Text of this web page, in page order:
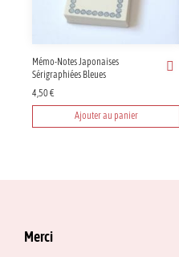
Mémo-Notes Japonaises
Sérigraphiées Bleues
4,50€
Ajouter au panier
Merci